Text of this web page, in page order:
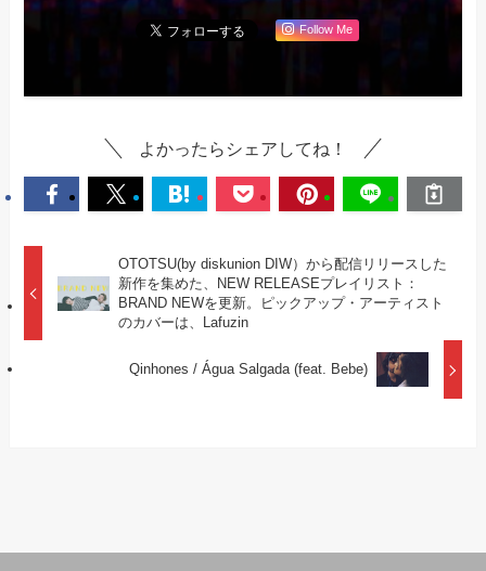
Follow Me
よかったらシェアしてね！
OTOTSU(by diskunion DIW）から配信リリースした
新作を集めた、NEW RELEASEプレイリスト：
BRAND NEWを更新。ピックアップ・アーティスト
のカバーは、Lafuzin
Qinhones / Água Salgada (feat. Bebe)